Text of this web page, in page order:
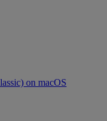
on macOS